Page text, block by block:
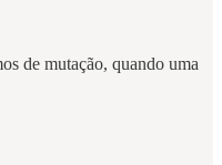
de mutação, quando uma